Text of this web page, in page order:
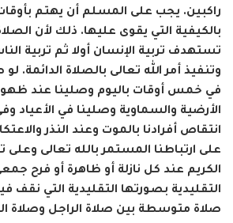
راكبين. يجب على المسلم أن يهتم
بالكيفية التي يقوى عليها. ذلك لأن
تستهدف تربية الإنسان أولا ثم تربية
وتنفيذ أمر الله تعالى بالصلاة
في خمس أوقات باليوم وصلينا عند ظهور
الأرضية والسماوية وصلينا في الأعياد
انتقاص أفرادنا بالموت وعند النذر
على ارتباطنا المستمر بالله تعالى وعلى
الكريم عند كل نازلة أو ظاهرة أو فرح
التقليدية بصورتها التقليدية التي نقف
صلاة متوسطة بين صلاة الراجل وصلاة